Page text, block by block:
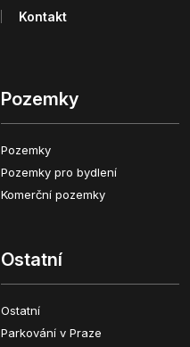
Pozemky
Pozemky
Pozemky pro bydlení
Komerční pozemky
Ostatní
Ostatní
Parkování v Praze
Kontakt